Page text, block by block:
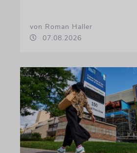
von Roman Haller
07.08.2026